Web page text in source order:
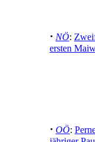
· NÖ:
ersten
· OÖ: